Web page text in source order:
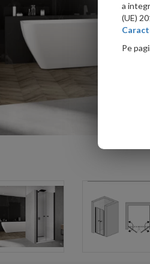
a
(UE)
Pe